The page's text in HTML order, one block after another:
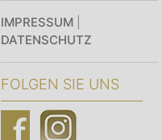
IMPRESSUM
DATENSCHUTZ
FOLGEN SIE UNS